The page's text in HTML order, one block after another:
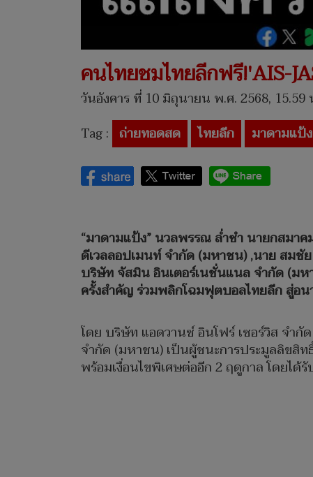
คนไทยชมไทยลีกฟรี!'AIS-
วันอังคาร ที่ 10 มิถุนายน พ.ศ. 2568, 15.59
Tag : ถ่ายทอดสด ไทยลีก มาดามแป้ง
“มาดามแป้ง” นวลพรรณ ล่ำซำ นายกสมา
ดีเวลลอปเมนท์ จำกัด (มหาชน) ,นาย สมชัย
บริษัท จัสมิน อินเตอร์เนชั่นแนล จำกัด (มห
ครั้งสำคัญ ร่วมพลิกโฉมฟุตบอลไทยลีก สู่อ
โดย บริษัท แอดวานซ์ อินโฟร์ เซอร์วิส จ
จำกัด (มหาชน) เป็นผู้ชนะการประมูลลิขสิ
พร้อมเงื่อนไขพิเศษต่ออีก 2 ฤดูกาล โดยได้